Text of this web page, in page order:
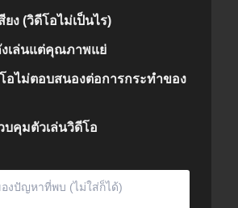
ยง (วิดีโอไม่เป็นไร)
เล่นแต่คุณภาพแย่
อไม่ตอบสนองต่อการกระทำของ
คุมตัวเล่นวิดีโอ